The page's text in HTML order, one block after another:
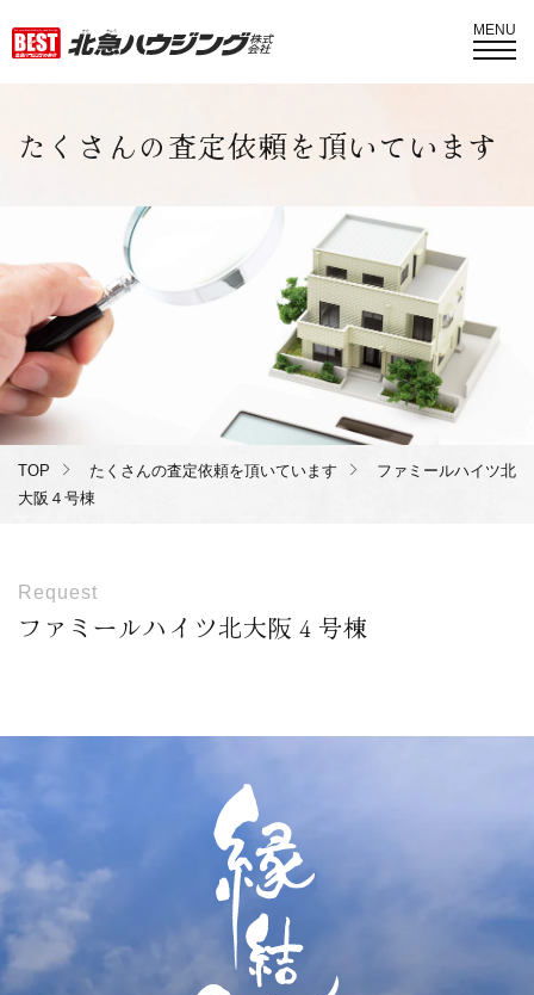
MENU
たくさんの査定依頼を頂いています
TOP たくさんの査定依頼を頂いています
ファミールハイツ北
大阪４号棟
Request
ファミールハイツ北大阪４号棟